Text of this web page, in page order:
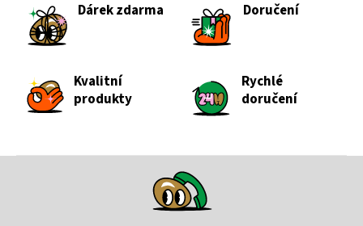
u
Dárek zdarma Doručení
Kvalitní
produkty
Rychlé
doručení